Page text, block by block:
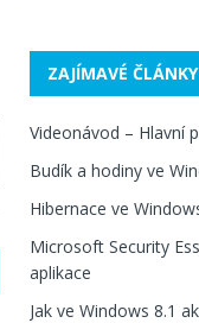
ZAJÍMAVÉ ČLÁNKY
Videonávod – Hlavní
Budík a hodiny ve
Hibernace ve
Microsoft Security
aplikace
Jak ve Windows 8.1